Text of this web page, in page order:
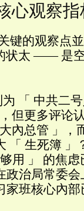
心观察
键的观察点
状太 —— 是
为 「 中共二
但更多评论
內总管 」，
「 生死簿 」
用 」 的焦
治局常委
家班核心內部